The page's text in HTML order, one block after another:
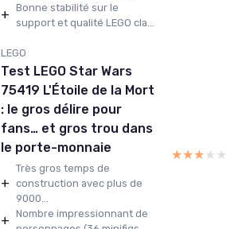
+ Bonne stabilité sur le
support et qualité LEGO cla...
LEGO
Test LEGO Star Wars
75419 L'Étoile de la Mort
: le gros délire pour
fans… et gros trou dans
le porte-monnaie
+
Très gros temps de
construction avec plus de
9000...
+ Nombre impressionnant de
★★★★★
★★★★★